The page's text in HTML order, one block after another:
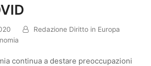
Redazione Diritto in Europa
continua a destare preoccupazioni